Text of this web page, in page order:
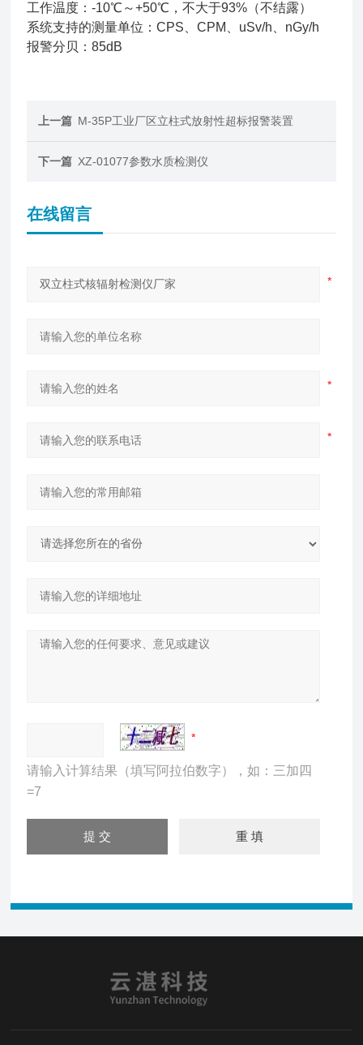
工作温度：-10℃～+50℃，不大于93%（不结露）
系统支持的测量单位：CPS、CPM、uSv/h、nGy/h
报警分贝：85dB
上一篇 M-35P工业厂区立柱式放射性超标报警装置
下一篇 XZ-01077参数水质检测仪
在线留言
请输入计算结果（填写阿拉伯数字），如：三加四
=7